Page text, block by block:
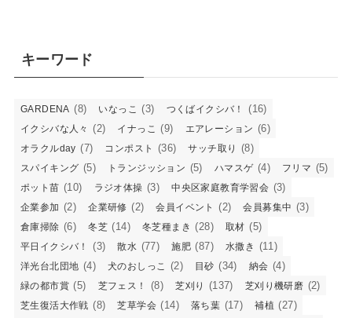
キーワード
GARDENA (8) いなっこ (3) つくばイクシバ！ (16)
イクシバな人々 (2) イナっこ (9) エアレーション (6)
オラクルday (7) コンポスト (36) サッチ取り (8)
スパイキング (5) トランジッション (5) ハマスゲ (4) フリマ (5)
ポット苗 (10) ラジオ体操 (3) 中央区家庭教育学習会 (3)
企業参加 (2) 企業研修 (2) 会員イベント (2) 会員募集中 (3)
倉庫掃除 (6) 冬芝 (14) 冬芝種まき (28) 取材 (5)
平日イクシバ！ (3) 散水 (77) 施肥 (87) 水撒き (11)
洋光台北団地 (4) 犬のおしっこ (2) 目砂 (34) 納会 (4)
緑の都市賞 (5) 芝フェス！ (8) 芝刈り (137) 芝刈り機研磨 (2)
芝生復活大作戦 (8) 芝草学会 (14) 落ち葉 (17) 補植 (27)